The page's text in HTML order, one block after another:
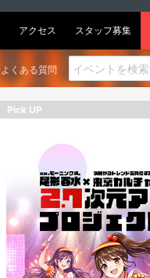
アクセス スタッフ募集
よくある質問
Pick UP